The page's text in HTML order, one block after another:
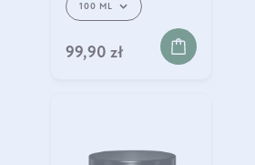
100 ML
99,90 zł